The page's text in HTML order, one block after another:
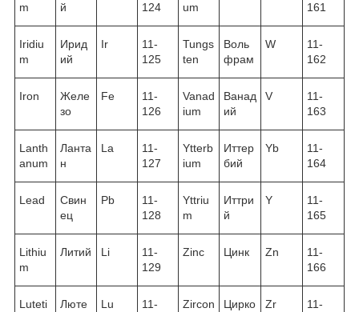
m
й
124
um
161
Iridiu
m
Ирид
ий
Ir
11-
125
Tungs
ten
Воль
фрам
W
11-
162
Iron
Желе
зо
Fe
11-
126
Vanad
ium
Ванад
ий
V
11-
163
Lanth
anum
Ланта
н
La
11-
127
Ytterb
ium
Иттер
бий
Yb
11-
164
Lead
Свин
ец
Pb
11-
128
Yttriu
m
Иттри
й
Y
11-
165
Lithiu
m
Литий Li
11-
129
Zinc Цинк Zn
11-
166
Luteti
Люте
Lu
11-
Zircon
Цирко
Zr
11-